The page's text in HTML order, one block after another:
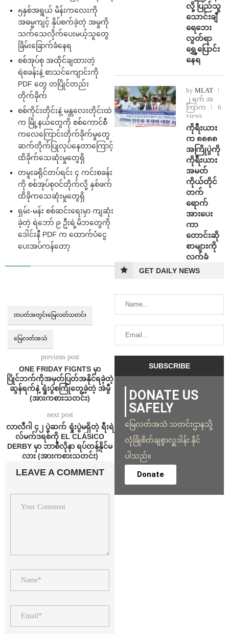
၅နှစ်အရွယ် မိန်းကလေးကို
အဓမ္မကျင့် နှိပ်စက်ခဲ့တဲ့ အမှုကို
သက်သေလိုက်ပေးမယ့်သူတွေ
ခြိမ်းခြောက်ခံနေရ
စစ်အုပ်စု အထိုင်ချထားတဲ့
ရဲစခန်းနဲ့ စာသင်ကျောင်းကို
PDF တွေ တပြိုင်တည်း
တိုက်ခိုက်
စစ်ကိုင်းတိုင်းနဲ့ မန္တလေးတိုင်းထဲ
က မြို့နယ်တွေကို စစ်ကောင်စီ
ကလေကြောင်းတိုက်ခိုက်မှုတွေ
ဆက်တိုက်ပြုလုပ်နေတာကြောင့်
ထိခိုက်သေဆုံးမှုတွေရှိ
တမူးခရိုင်တပ်ရင်း ၄ ကင်းစခန်း
ကို စစ်အုပ်စုဝင်တိုက်လို့ နှစ်ဖက်
ထိခိုကသေဆုံးမှုတွေရှိ
ရှမ်း-မန်း စစ်ဆင်းရေးမှာ ကျဆုံး
ခဲ့တဲ့ ရဲဘော် ၉ ဦးရဲ့မိဘတွေကို
ဒေါင်းနီ PDF က ထောက်ပံငွေ
ပေးအပ်ကန်တော့
တပတ်အတွင်းမြေလတ်သတင်း
မြေလတ်အသံ
previous post
ONE FRIDAY FIGNTS မှာ
ပြိုင်ဘက်ကိုအမှတ်ပြတ်အနိုင်ရခဲ့တဲ့
ဆွန်ရက်နဲ့ ရှုံးပွဲစကြုံတွေ့ခဲ့တဲ့ အဲမွီ
(အားကစားသတင်း)
next post
လာလီဂါ ၄၂ ပွဲဆက် ရှုံးပွဲမရှိတဲ့ ရီးရဲ
လ်မက်ဒရစ်ကို EL CLÁSICO
DERBY မှာ ဘာစီလိုနာ ရပ်တန့်နိုင်မ
လား (အားကစားသတင်း)
LEAVE A COMMENT
လို့ ပြည်သူ
သောင်းချီ
ရေဘေး
လွတ်ရာ
ရွှေ့ပြောင်း
နေရ
by MLAT
၂ ရက် အ
ကြာက
6
views
ကိုရီးယား
က ၈၈၈၈
အကြိုပွဲကို
ကိုရီးယား
အမတ်
ကိုယ်တိုင်
တက်
ရောက်
အားပေး
ကာ
တောင်းဆို
စာများကို
လက်ခံ
GET DAILY NEWS
DONATE US
SAFELY
မြေလတ်အသံ သတင်းဌာနသို့
လုံခြုံစိတ်ချစွာလှူဒါန်း နိုင်
ပါသည်။
Donate